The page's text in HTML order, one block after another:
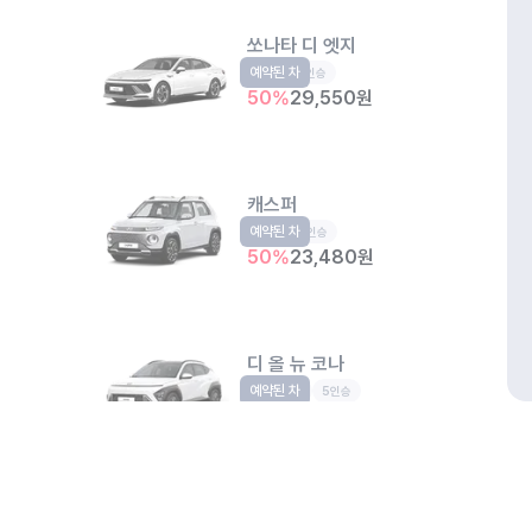
쏘나타 디 엣지
중형 5인승
50%29,550원
예약된 차
캐스퍼
경형 4인승
50%23,480원
예약된 차
디 올 뉴 코나
소형SUV 5인승
예약된 차